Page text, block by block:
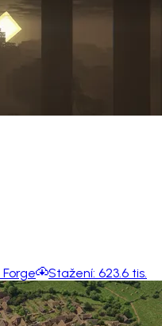
Forge Stažení: 623.6 tis.